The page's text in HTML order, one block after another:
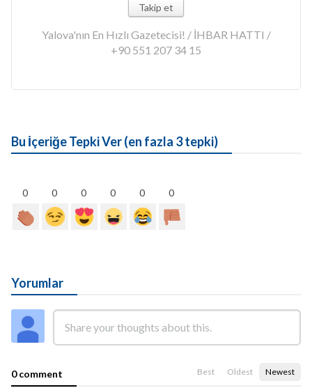
Takip et
Yalova'nın En Hızlı Gazetecisi! / İHBAR HATTI /
+90 551 207 34 15
Bu İçeriğe Tepki Ver (en fazla 3 tepki)
0 0 0 0 0 0
Yorumlar
0 comment Best Oldest Newest